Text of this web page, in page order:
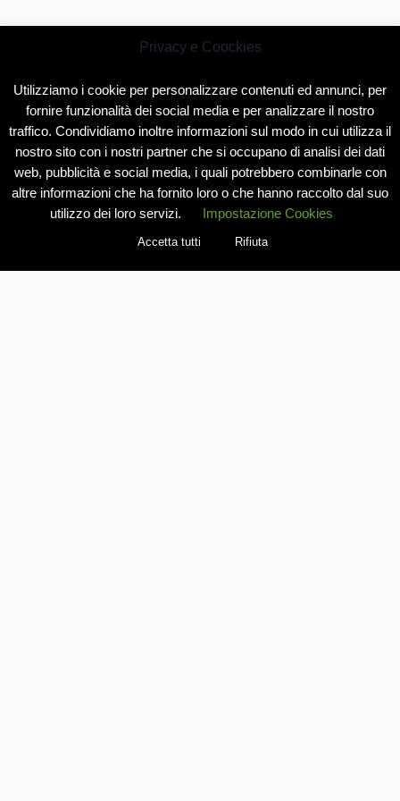
Privacy e Coockies
Utilizziamo i cookie per personalizzare contenuti ed annunci, per
fornire funzionalità dei social media e per analizzare il nostro
traffico. Condividiamo inoltre informazioni sul modo in cui utilizza il
nostro sito con i nostri partner che si occupano di analisi dei dati
web, pubblicità e social media, i quali potrebbero combinarle con
altre informazioni che ha fornito loro o che hanno raccolto dal suo
utilizzo dei loro servizi.
Impostazione Cookies
Accetta tutti Rifiuta